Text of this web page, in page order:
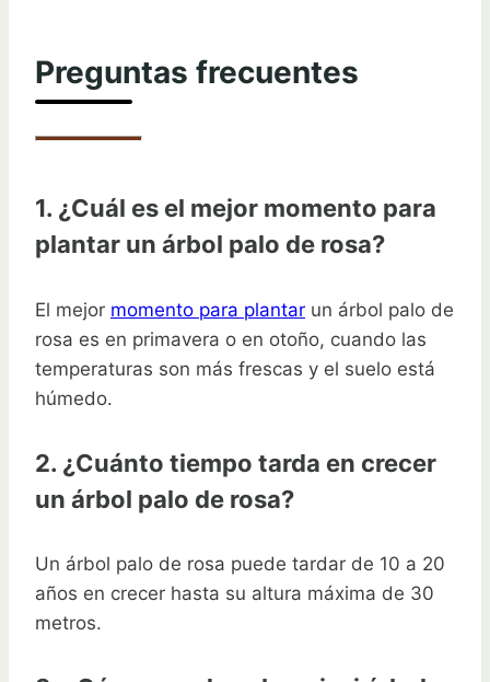
Preguntas frecuentes
1. ¿Cuál es el mejor momento para
plantar un árbol palo de rosa?
El mejor momento para plantar un árbol palo de
rosa es en primavera o en otoño, cuando las
temperaturas son más frescas y el suelo está
húmedo.
2. ¿Cuánto tiempo tarda en crecer
un árbol palo de rosa?
Un árbol palo de rosa puede tardar de 10 a 20
años en crecer hasta su altura máxima de 30
metros.